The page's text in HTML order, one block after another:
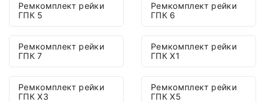
Ремкомплект рейки
ГПК 5
Ремкомплект рейки
ГПК 6
Ремкомплект рейки
ГПК 7
Ремкомплект рейки
ГПК X1
Ремкомплект рейки
ГПК X3
Ремкомплект рейки
ГПК X5